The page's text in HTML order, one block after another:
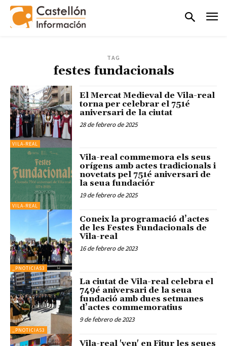
TAG
festes fundacionals
VILA-REAL
El Mercat Medieval de Vila-real
torna per celebrar el 751é
aniversari de la ciutat
28 de febrero de 2025
VILA-REAL
Vila-real commemora els seus
orígens amb actes tradicionals i
novetats pel 751é aniversari de
la seua fundaciór
19 de febrero de 2025
_PNOTICIAS3
Coneix la programació d’actes
de les Festes Fundacionals de
Vila-real
16 de febrero de 2023
_PNOTICIAS3
La ciutat de Vila-real celebra el
749é aniversari de la seua
fundació amb dues setmanes
d’actes commemoratius
9 de febrero de 2023
Vila-real 'ven' en Fitur les seues